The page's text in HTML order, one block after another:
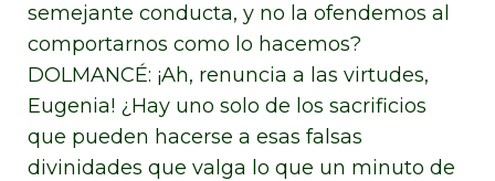
semejante conducta, y no la ofendemos al
comportarnos como lo hacemos?
DOLMANCÉ: ¡Ah, renuncia a las virtudes,
Eugenia! ¿Hay uno solo de los sacrificios
que pueden hacerse a esas falsas
divinidades que valga lo que un minuto de